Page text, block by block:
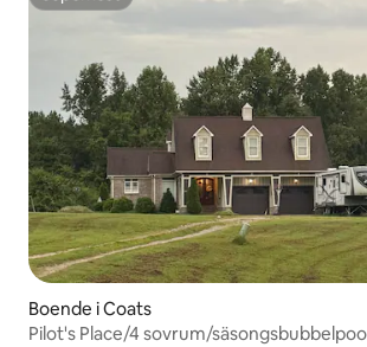
Superhost
Boende i Coats
Pilot's Place/4 sovrum/